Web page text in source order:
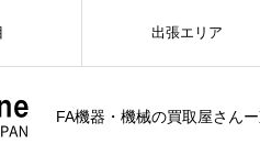
FA機器・機械の買取屋さん
出張エリア